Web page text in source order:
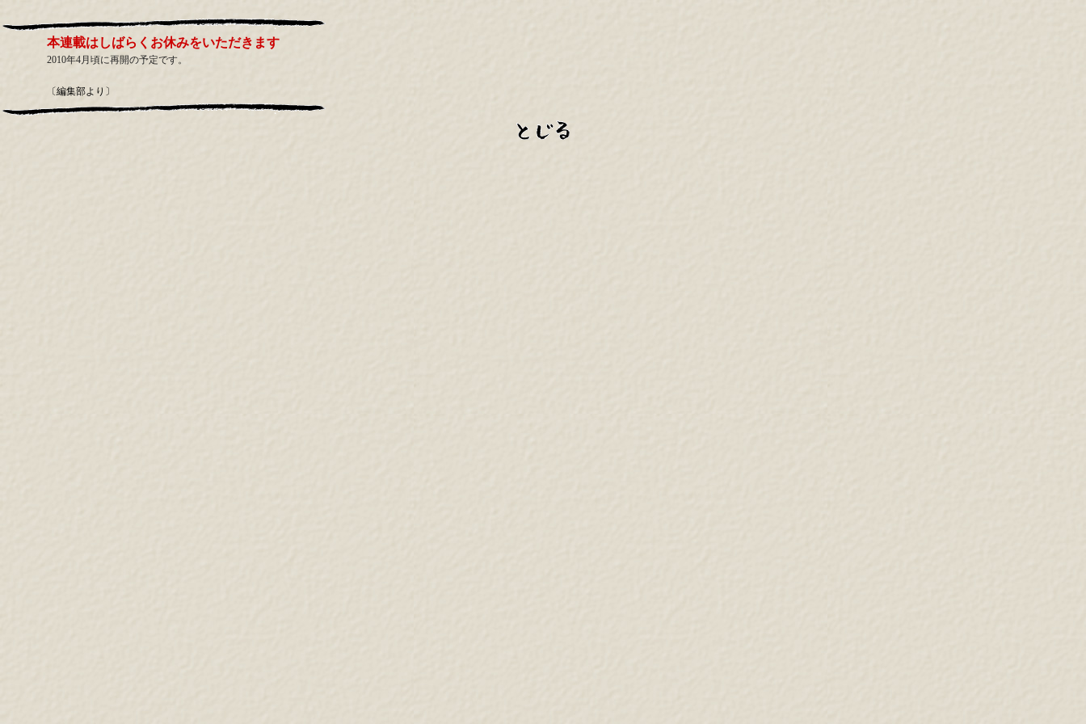
本連載はしばらくお休みをいただきます
2010年4月頃に再開の予定です。
〔編集部より〕